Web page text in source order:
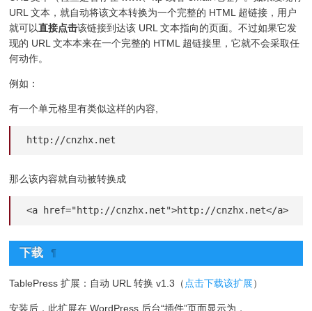
URL 文本，就自动将该文本转换为一个完整的 HTML 超链接，用户
就可以直接点击该链接到达该 URL 文本指向的页面。不过如果它发
现的 URL 文本本来在一个完整的 HTML 超链接里，它就不会采取任
何动作。
例如：
有一个单元格里有类似这样的内容,
http://cnzhx.net
那么该内容就自动被转换成
<a href="http://cnzhx.net">http://cnzhx.net</a>
下载 ¶
TablePress 扩展：自动 URL 转换 v1.3（ 点击下载该扩展）
安装后，此扩展在 WordPress 后台“插件”页面显示为，